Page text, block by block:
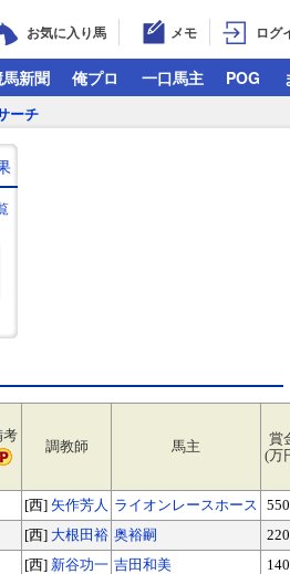
お気に入り馬 メモ ログ
新聞 俺プロ 一口馬主 POG
ーチ
考
調教師 馬主
賞
(万
[西] 矢作芳人 ライオンレースホース
[西] 大根田裕 奥裕嗣
[西] 新谷功一 吉田和美